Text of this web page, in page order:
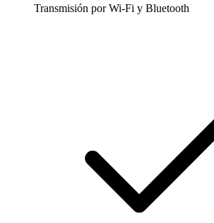
Transmisión por Wi-Fi y Bluetooth